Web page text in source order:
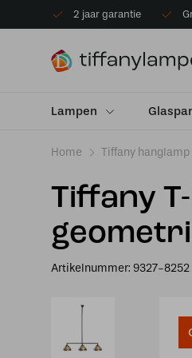
2 jaar garantie
Lampen
Home Tiffany hanglamp
Tiffany
Artikelnummer: 9327-8252